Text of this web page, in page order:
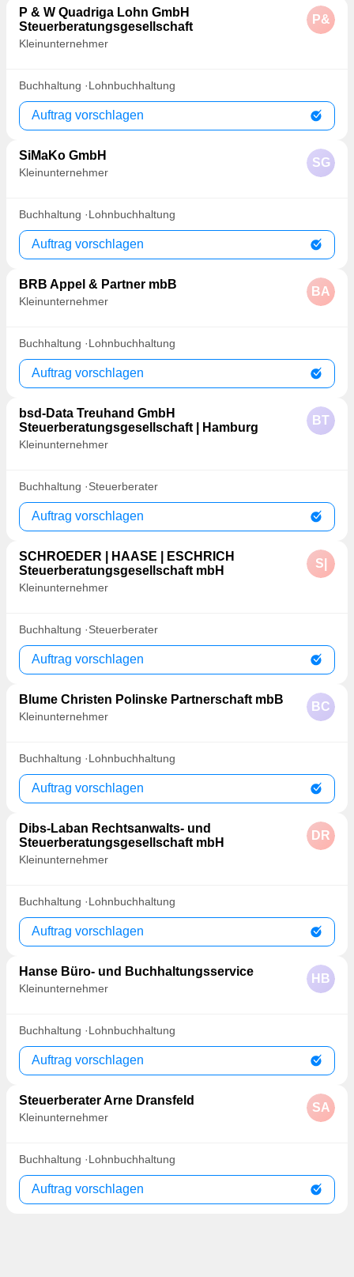
P & W Quadriga Lohn GmbH
Steuerberatungsgesellschaft
Kleinunternehmer
P&
Buchhaltung Lohnbuchhaltung
Auftrag vorschlagen
SiMaKo GmbH
Kleinunternehmer
SG
Buchhaltung Lohnbuchhaltung
Auftrag vorschlagen
BRB Appel & Partner mbB
Kleinunternehmer
BA
Buchhaltung Lohnbuchhaltung
Auftrag vorschlagen
bsd-Data Treuhand GmbH
Steuerberatungsgesellschaft | Hamburg
Kleinunternehmer
BT
Buchhaltung Steuerberater
Auftrag vorschlagen
SCHROEDER | HAASE | ESCHRICH
Steuerberatungsgesellschaft mbH
Kleinunternehmer
S|
Buchhaltung Steuerberater
Auftrag vorschlagen
Blume Christen Polinske Partnerschaft mbB
Kleinunternehmer
BC
Buchhaltung Lohnbuchhaltung
Auftrag vorschlagen
Dibs-Laban Rechtsanwalts- und
Steuerberatungsgesellschaft mbH
Kleinunternehmer
DR
Buchhaltung Lohnbuchhaltung
Auftrag vorschlagen
Hanse Büro- und Buchhaltungsservice
Kleinunternehmer
HB
Buchhaltung Lohnbuchhaltung
Auftrag vorschlagen
Steuerberater Arne Dransfeld
Kleinunternehmer
SA
Buchhaltung Lohnbuchhaltung
Auftrag vorschlagen